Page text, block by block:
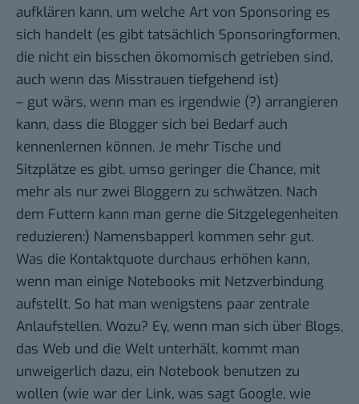
aufklären kann, um welche Art von Sponsoring es
sich handelt (es gibt tatsächlich Sponsoringformen,
die nicht ein bisschen ökomomisch getrieben sind,
auch wenn das Misstrauen tiefgehend ist)
– gut wärs, wenn man es irgendwie (?) arrangieren
kann, dass die Blogger sich bei Bedarf auch
kennenlernen können. Je mehr Tische und
Sitzplätze es gibt, umso geringer die Chance, mit
mehr als nur zwei Bloggern zu schwätzen. Nach
dem Futtern kann man gerne die Sitzgelegenheiten
reduzieren:) Namensbapperl kommen sehr gut.
Was die Kontaktquote durchaus erhöhen kann,
wenn man einige Notebooks mit Netzverbindung
aufstellt. So hat man wenigstens paar zentrale
Anlaufstellen. Wozu? Ey, wenn man sich über Blogs,
das Web und die Welt unterhält, kommt man
unweigerlich dazu, ein Notebook benutzen zu
wollen (wie war der Link, was sagt Google, wie